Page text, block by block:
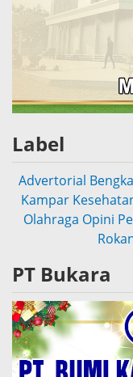
Label
Advertorial
Kampar
Olahraga Opini
PT Bukara